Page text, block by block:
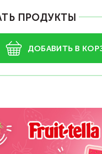
ПРОДУКТЫ
ДОБАВИТЬ В